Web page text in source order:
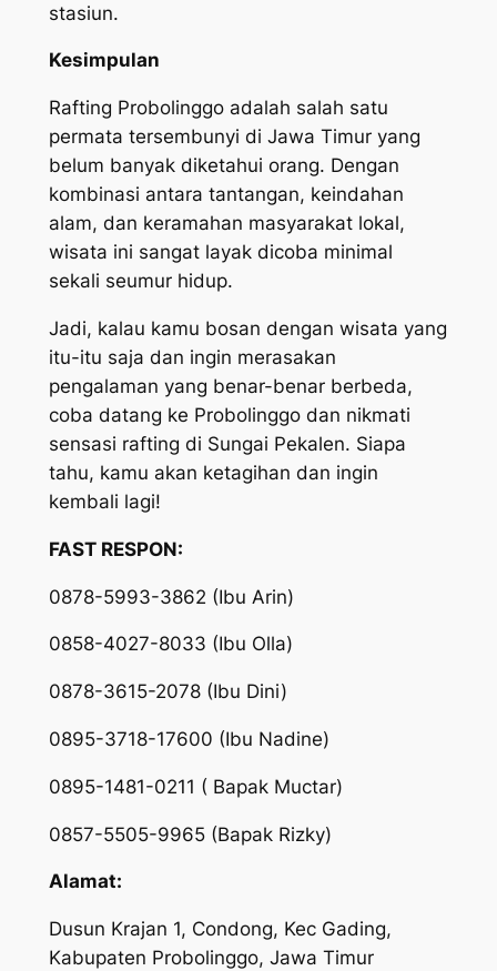
stasiun.
Kesimpulan
Rafting Probolinggo adalah salah satu
permata tersembunyi di Jawa Timur yang
belum banyak diketahui orang. Dengan
kombinasi antara tantangan, keindahan
alam, dan keramahan masyarakat lokal,
wisata ini sangat layak dicoba minimal
sekali seumur hidup.
Jadi, kalau kamu bosan dengan wisata yang
itu-itu saja dan ingin merasakan
pengalaman yang benar-benar berbeda,
coba datang ke Probolinggo dan nikmati
sensasi rafting di Sungai Pekalen. Siapa
tahu, kamu akan ketagihan dan ingin
kembali lagi!
FAST RESPON:
0878-5993-3862 (Ibu Arin)
0858-4027-8033 (Ibu Olla)
0878-3615-2078 (Ibu Dini)
0895-3718-17600 (Ibu Nadine)
0895-1481-0211 ( Bapak Muctar)
0857-5505-9965 (Bapak Rizky)
Alamat:
Dusun Krajan 1, Condong, Kec Gading,
Kabupaten Probolinggo, Jawa Timur